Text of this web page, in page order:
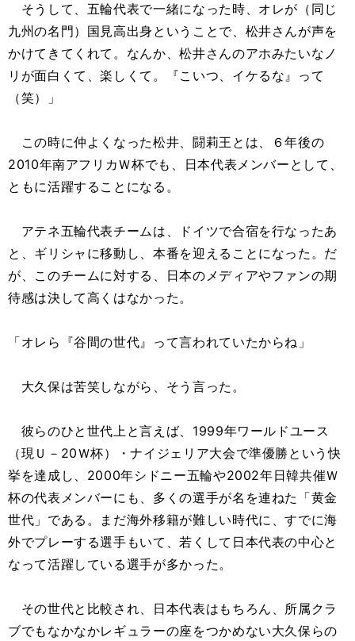
そうして、五輪代表で一緒になった時、オレが（同じ
九州の名門）国見高出身ということで、松井さんが声を
かけてきてくれて。なんか、松井さんのアホみたいなノ
リが面白くて、楽しくて。『こいつ、イケるな』って
（笑）」
この時に仲よくなった松井、闘莉王とは、６年後の
2010年南アフリカＷ杯でも、日本代表メンバーとして、
ともに活躍することになる。
アテネ五輪代表チームは、ドイツで合宿を行なったあ
と、ギリシャに移動し、本番を迎えることになった。だ
が、このチームに対する、日本のメディアやファンの期
待感は決して高くはなかった。
「オレら『谷間の世代』って言われていたからね」
大久保は苦笑しながら、そう言った。
彼らのひと世代上と言えば、1999年ワールドユース
（現Ｕ－20Ｗ杯）・ナイジェリア大会で準優勝という快
挙を達成し、2000年シドニー五輪や2002年日韓共催Ｗ
杯の代表メンバーにも、多くの選手が名を連ねた「黄金
世代」である。まだ海外移籍が難しい時代に、すでに海
外でプレーする選手もいて、若くして日本代表の中心と
なって活躍している選手が多かった。
その世代と比較され、日本代表はもちろん、所属クラ
ブでもなかなかレギュラーの座をつかめない大久保らの